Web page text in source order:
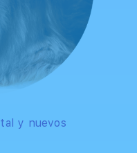
y nuevos